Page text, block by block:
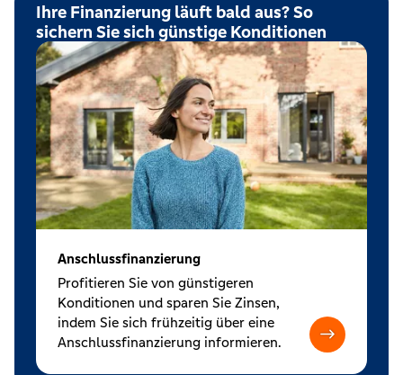
Ihre Finanzierung läuft bald aus? So
sichern Sie sich günstige Konditionen
Anschlussfinanzierung
Profitieren Sie von günstigeren
Konditionen und sparen Sie Zinsen,
indem Sie sich frühzeitig über eine
Anschlussfinanzierung informieren.